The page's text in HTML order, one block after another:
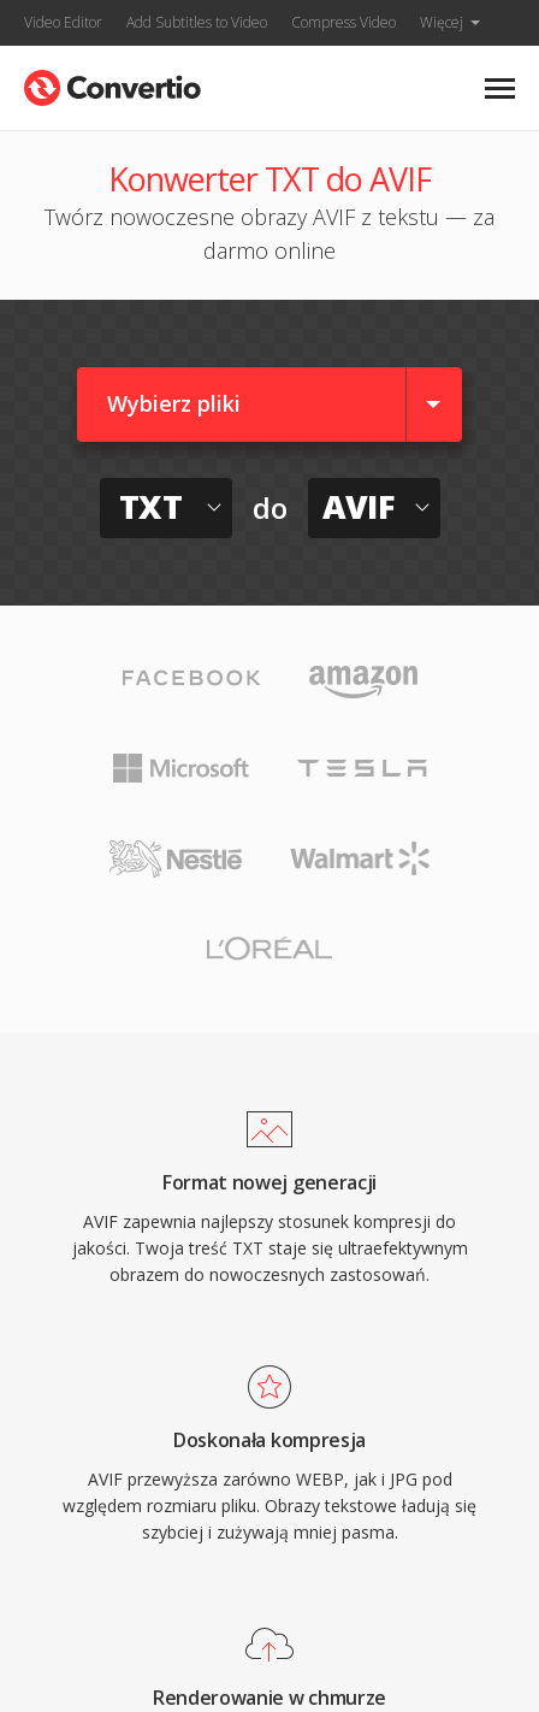
Video Editor Add Subtitles to Video Compress Video Więcej
Konwerter TXT do AVIF
Twórz nowoczesne obrazy AVIF z tekstu — za
darmo online
Wybierz pliki
TXT do AVIF
Format nowej generacji
AVIF zapewnia najlepszy stosunek kompresji do
jakości. Twoja treść TXT staje się ultraefektywnym
obrazem do nowoczesnych zastosowań.
Doskonała kompresja
AVIF przewyższa zarówno WEBP, jak i JPG pod
względem rozmiaru pliku. Obrazy tekstowe ładują się
szybciej i zużywają mniej pasma.
Renderowanie w chmurze